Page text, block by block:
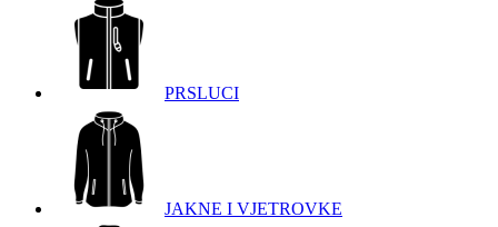
PRSLUCI
JAKNE I VJETROVKE